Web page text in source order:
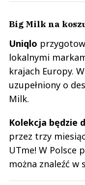
Big Milk na
Uniqlo
lokalnymi
krajach Europy.
uzupełniony o
Milk.
Kolekcja będzie
przez trzy
UTme! W Polsce
można znaleźć w